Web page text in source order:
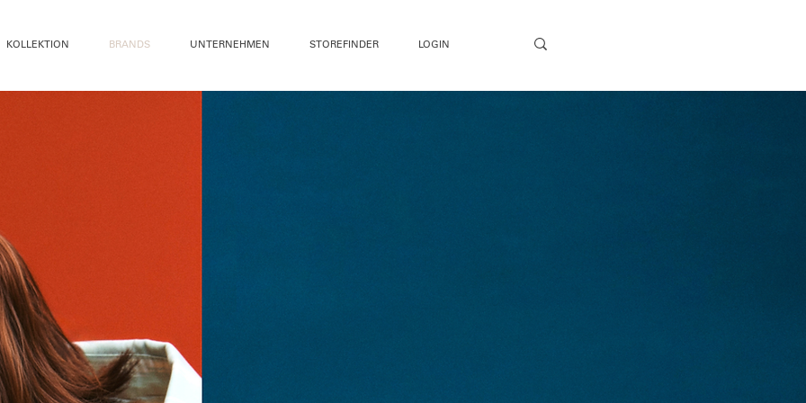
KOLLEKTION BRANDS UNTERNEHMEN STOREFINDER LOGIN